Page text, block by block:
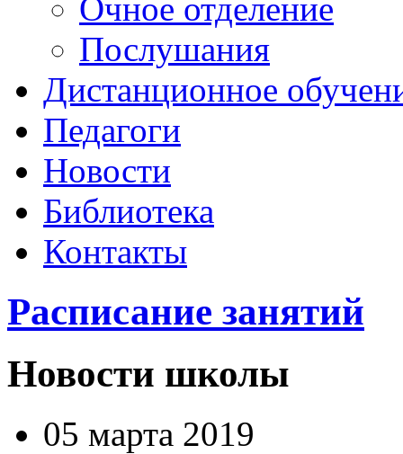
Очное отделение
Послушания
Дистанционное
Педагоги
Новости
Библиотека
Контакты
Расписание занятий
Новости школы
05 марта 2019